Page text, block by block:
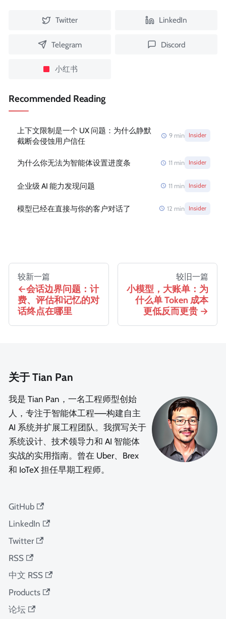
Twitter LinkedIn
Telegram Discord
小红书
Recommended Reading
上下文限制是一个 UX 问题：为什么静默
截断会侵蚀用户信任
9 min Insider
为什么你无法为智能体设置进度条 11 min Insider
企业级 AI 能力发现问题 11 min Insider
模型已经在直接与你的客户对话了 12 min Insider
较新一篇
会话边界问题：计
费、评估和记忆的对
话终点在哪里
较旧一篇
小模型，大账单：为
什么单 Token 成本
更低反而更贵
关于 Tian Pan
我是 Tian Pan，一名工程师型创始
人，专注于智能体工程——构建自主
AI 系统并扩展工程团队。我撰写关于
系统设计、技术领导力和 AI 智能体
实战的实用指南。曾在 Uber、Brex
和 IoTeX 担任早期工程师。
GitHub
LinkedIn
Twitter
RSS
中文 RSS
Products
论坛